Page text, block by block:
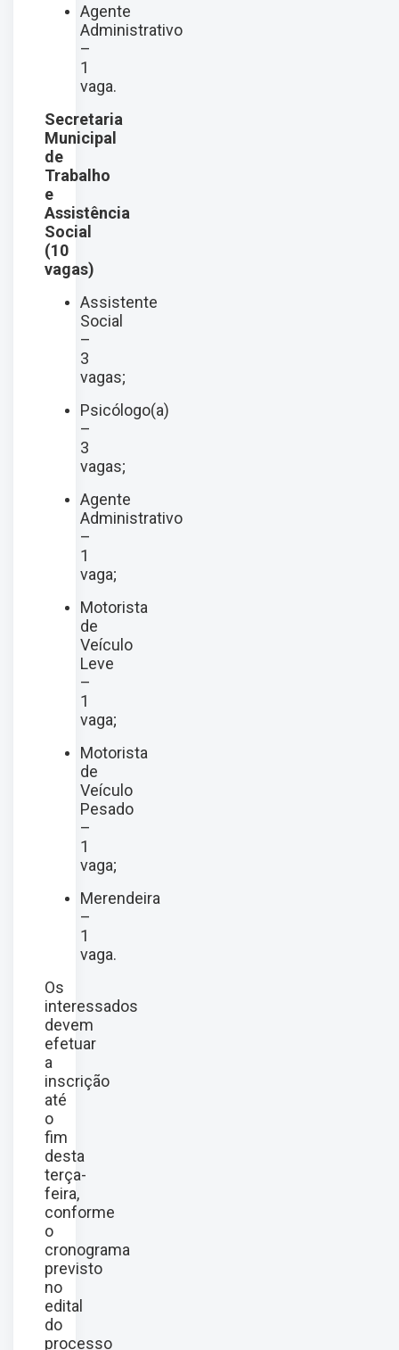
Agente
Administrativo
–
1
vaga.
Secretaria
Municipal
de
Trabalho
e
Assistência
Social
(10
vagas)
Assistente
Social
–
3
vagas;
Psicólogo(a)
–
3
vagas;
Agente
Administrativo
–
1
vaga;
Motorista
de
Veículo
Leve
–
1
vaga;
Motorista
de
Veículo
Pesado
–
1
vaga;
Merendeira
–
1
vaga.
Os
interessados
devem
efetuar
a
inscrição
até
o
fim
desta
terça-
feira,
conforme
o
cronograma
previsto
no
edital
do
processo